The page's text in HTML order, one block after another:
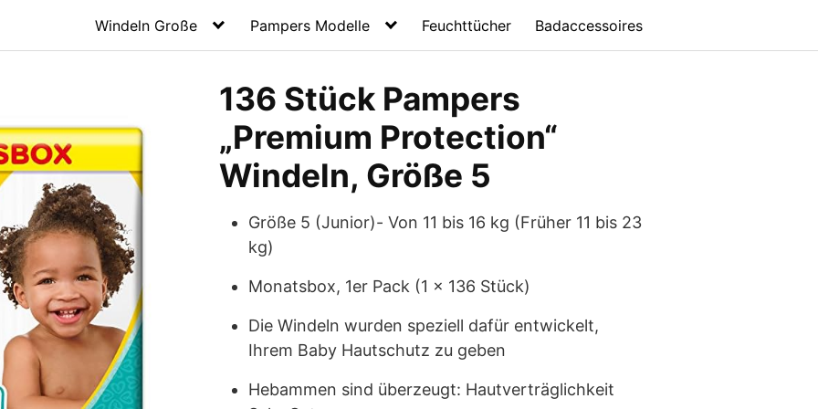
Windeln Große Pampers Modelle Feuchttücher Badaccessoires
136 Stück Pampers
„Premium Protection“
Windeln, Größe 5
Größe 5 (Junior)- Von 11 bis 16 kg (Früher 11 bis 23
kg)
Monatsbox, 1er Pack (1 x 136 Stück)
Die Windeln wurden speziell dafür entwickelt,
Ihrem Baby Hautschutz zu geben
Hebammen sind überzeugt: Hautverträglichkeit